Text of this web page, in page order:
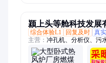
颍上头等舱科技发展
综合体验L1
回复及时 真
主营： 冲孔机、分析仪、污
测仪、茶边柜、床围栏、摄
牙器、除草机、除尘除、洗